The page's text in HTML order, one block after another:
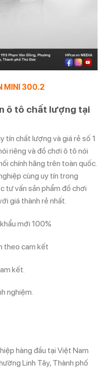
MINI 300.2
ô tô chất lượng tại
tín chất lượng và giá rẻ số 1
riêng và đồ chơi ô tô nói
chính hãng trên toàn quốc.
cùng uy tín trong
tư vấn sản phẩm đồ chơi
giá thành rẻ nhất.
mới 100%
theo cam kết
kết.
nghiệm.
hàng đầu tại Việt Nam
Linh Tây, Thành phố